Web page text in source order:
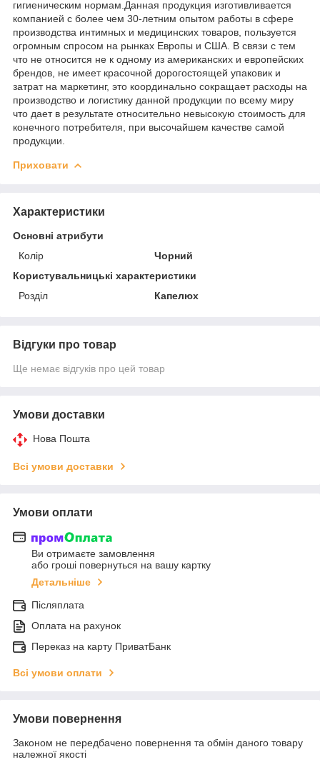
гигиеническим нормам.Данная продукция изготивливается
компанией с более чем 30-летним опытом работы в сфере
производства интимных и медицинских товаров, пользуется
огромным спросом на рынках Европы и США. В связи с тем
что не относится не к одному из американских и европейских
брендов, не имеет красочной дорогостоящей упаковик и
затрат на маркетинг, это координально сокращает расходы на
производство и логистику данной продукции по всему миру
что дает в результате относительно невысокую стоимость для
конечного потребителя, при высочайшем качестве самой
продукции.
Приховати
Характеристики
Основні атрибути
Колір
Чорний
Користувальницькі характеристики
Розділ
Капелюх
Відгуки про товар
Ще немає відгуків про цей товар
Умови доставки
Нова Пошта
Всі умови доставки
Умови оплати
Ви отримаєте замовлення
або гроші повернуться на вашу картку
Детальніше
Післяплата
Оплата на рахунок
Переказ на карту ПриватБанк
Всі умови оплати
Умови повернення
Законом не передбачено повернення та обмін даного товару
належної якості